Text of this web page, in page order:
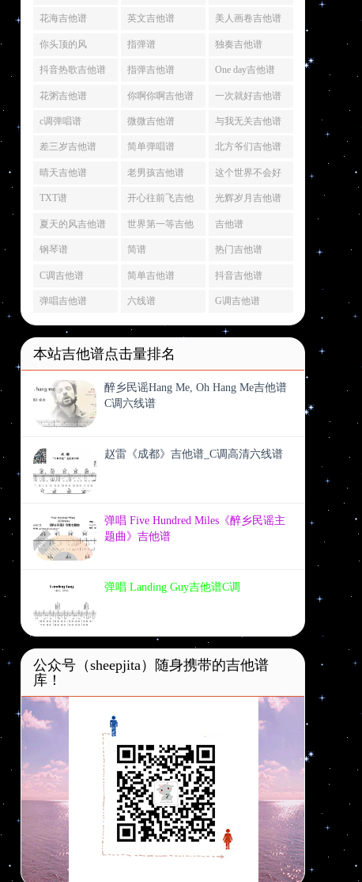
花海吉他谱 英文吉他谱 美人画卷吉他谱
你头顶的风 指弹谱 独奏吉他谱
抖音热歌吉他谱 指弹吉他谱 One day吉他谱
花粥吉他谱 你啊你啊吉他谱 一次就好吉他谱
c调弹唱谱 微微吉他谱 与我无关吉他谱
差三岁吉他谱 简单弹唱谱 北方爷们吉他谱
晴天吉他谱 老男孩吉他谱 这个世界不会好
吉他谱
TXT谱 开心往前飞吉他
谱
光辉岁月吉他谱
夏天的风吉他谱 世界第一等吉他
谱
吉他谱
钢琴谱 简谱 热门吉他谱
C调吉他谱 简单吉他谱 抖音吉他谱
弹唱吉他谱 六线谱 G调吉他谱
本站吉他谱点击量排名
醉乡民谣Hang Me, Oh Hang Me吉他谱
C调六线谱
赵雷《成都》吉他谱_C调高清六线谱
弹唱 Five Hundred Miles《醉乡民谣主
题曲》吉他谱
弹唱 Landing Guy吉他谱C调
公众号（sheepjita）随身携带的吉他谱
库！